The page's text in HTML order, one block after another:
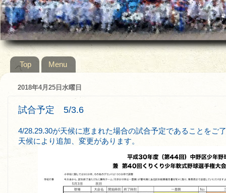
Top Menu
2018年4月25日水曜日
試合予定 5/3.6
4/28.29.30が天候に恵まれた場合の試合予定であることをご
天候により追加、変更があります。